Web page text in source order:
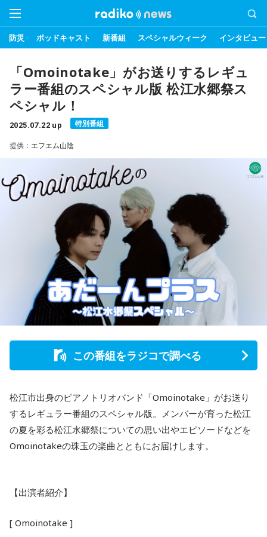
防災 ポッドキャスト 新番組 スペシャルウィーク インタビュー
「Omoinotake」がお送りするレギュ
ラー番組のスペシャル版 松江水郷祭ス
ペシャル！
2025.07.22 up 特別番組
提供：エフエム山陰
この番組をラジコで調べる
松江市出身のピアノトリオバンド「Omoinotake」がお送り
するレギュラー番組のスペシャル版。メンバーが育った松江
の夏を彩る松江水郷祭についての思い出やエピソードなどを
Omoinotakeの珠玉の楽曲とともにお届けします。
【出演者紹介】
[ Omoinotake ]